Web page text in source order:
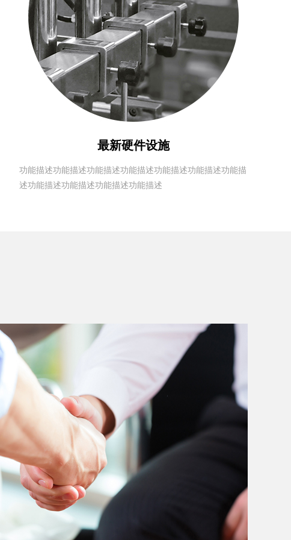
最新硬件设施
功能描述功能描述功能描述功能描述功能描述功能描述功能描
述功能描述功能描述功能描述功能描述